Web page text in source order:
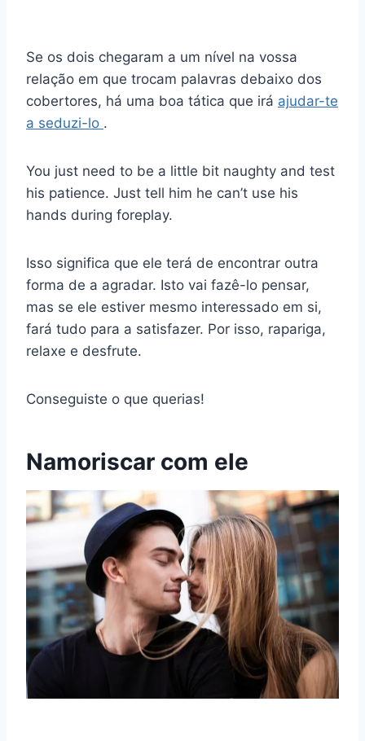
Se os dois chegaram a um nível na vossa
relação em que trocam palavras debaixo dos
cobertores, há uma boa tática que irá ajudar-te
a seduzi-lo .
You just need to be a little bit naughty and test
his patience. Just tell him he can’t use his
hands during foreplay.
Isso significa que ele terá de encontrar outra
forma de a agradar. Isto vai fazê-lo pensar,
mas se ele estiver mesmo interessado em si,
fará tudo para a satisfazer. Por isso, rapariga,
relaxe e desfrute.
Conseguiste o que querias!
Namoriscar com ele